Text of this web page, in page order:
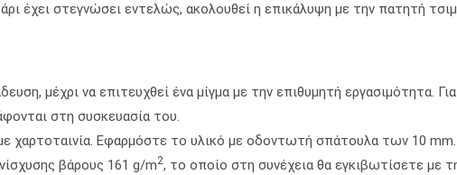
έχει στεγνώσει εντελώς, ακολουθεί η επικάλυψη με την πατητή
μέχρι να επιτευχθεί ένα μίγμα με την επιθυμητή εργασιμότητα.
στη συσκευασία του.
Εφαρμόστε το υλικό με οδοντωτή σπάτουλα των 10 mm.
βάρους 161 g/m2, το οποίο στη συνέχεια θα εγκιβωτίσετε με